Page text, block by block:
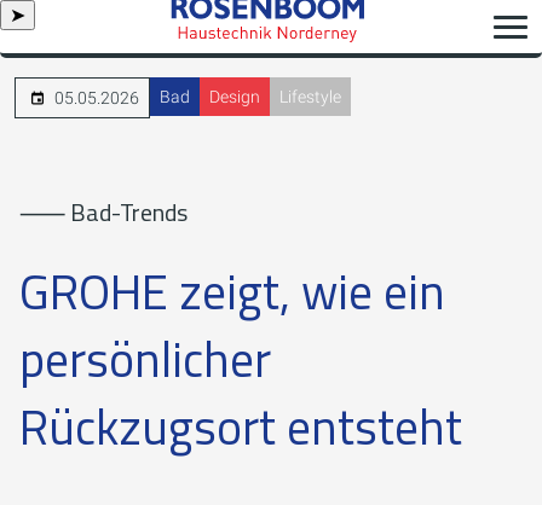
➤
05.05.2026 Bad Design Lifestyle
⸺ Bad-Trends
GROHE zeigt, wie ein
persönlicher
Rückzugsort entsteht